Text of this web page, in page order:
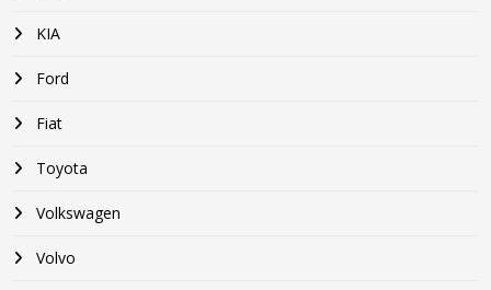
KIA
Ford
Fiat
Toyota
Volkswagen
Volvo